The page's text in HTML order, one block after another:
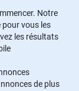
Notre
pour vous les
les résultats
de plus